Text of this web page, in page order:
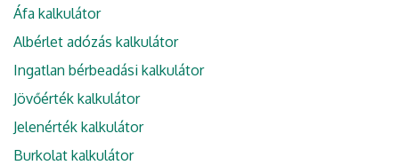
Áfa kalkulátor
Albérlet adózás kalkulátor
Ingatlan bérbeadási kalkulátor
Jövőérték kalkulátor
Jelenérték kalkulátor
Burkolat kalkulátor